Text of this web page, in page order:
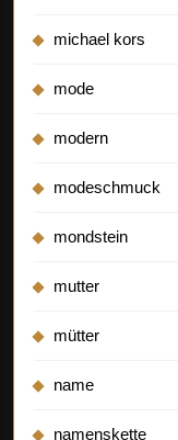
michael kors
mode
modern
modeschmuck
mondstein
mutter
mütter
name
namenskette